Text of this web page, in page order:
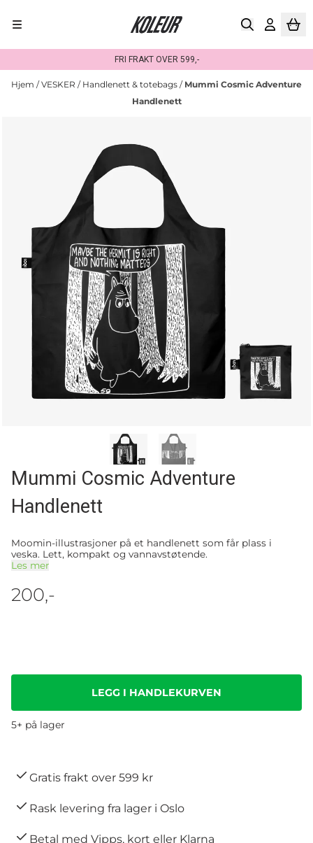
FRI FRAKT OVER 599,-
Hjem /VESKER / Handlenett & totebags / Mummi Cosmic Adventure
Handlenett
Mummi Cosmic Adventure
Handlenett
Moomin-illustrasjoner på et handlenett som får plass i
veska. Lett, kompakt og vannavstøtende.
Les mer
200,-
5+ på lager
Gratis frakt over 599 kr
Rask levering fra lager i Oslo
Betal med Vipps, kort eller Klarna